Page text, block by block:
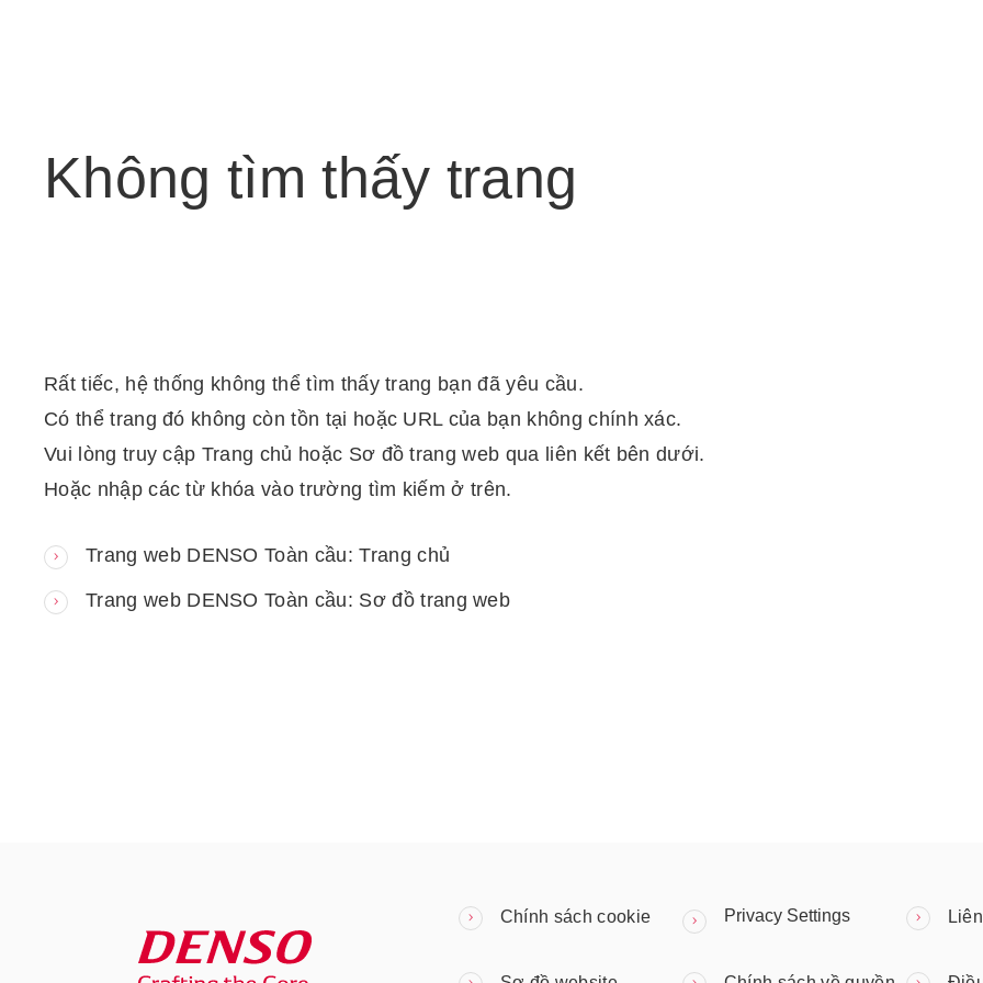
Không tìm thấy trang
Rất tiếc, hệ thống không thể tìm thấy trang bạn đã yêu cầu.
Có thể trang đó không còn tồn tại hoặc URL của bạn không chính xác.
Vui lòng truy cập Trang chủ hoặc Sơ đồ trang web qua liên kết bên dưới.
Hoặc nhập các từ khóa vào trường tìm kiếm ở trên.
Trang web DENSO Toàn cầu: Trang chủ
Trang web DENSO Toàn cầu: Sơ đồ trang web
Chính sách cookie Privacy Settings